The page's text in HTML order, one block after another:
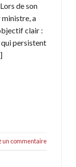
de son
a
clair :
persistent
un commentaire